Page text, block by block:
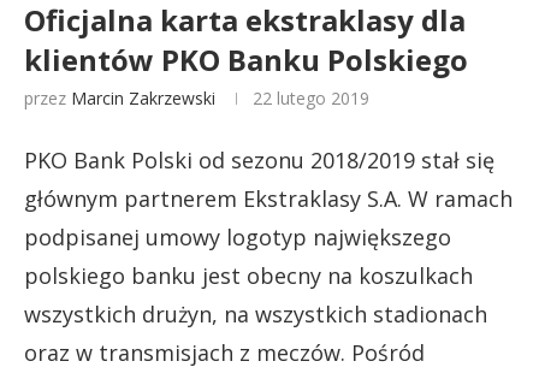
Oficjalna karta ekstraklasy dla
klientów PKO Banku Polskiego
przez Marcin Zakrzewski 22 lutego 2019
PKO Bank Polski od sezonu 2018/2019 stał się
głównym partnerem Ekstraklasy S.A. W ramach
podpisanej umowy logotyp największego
polskiego banku jest obecny na koszulkach
wszystkich drużyn, na wszystkich stadionach
oraz w transmisjach z meczów. Pośród